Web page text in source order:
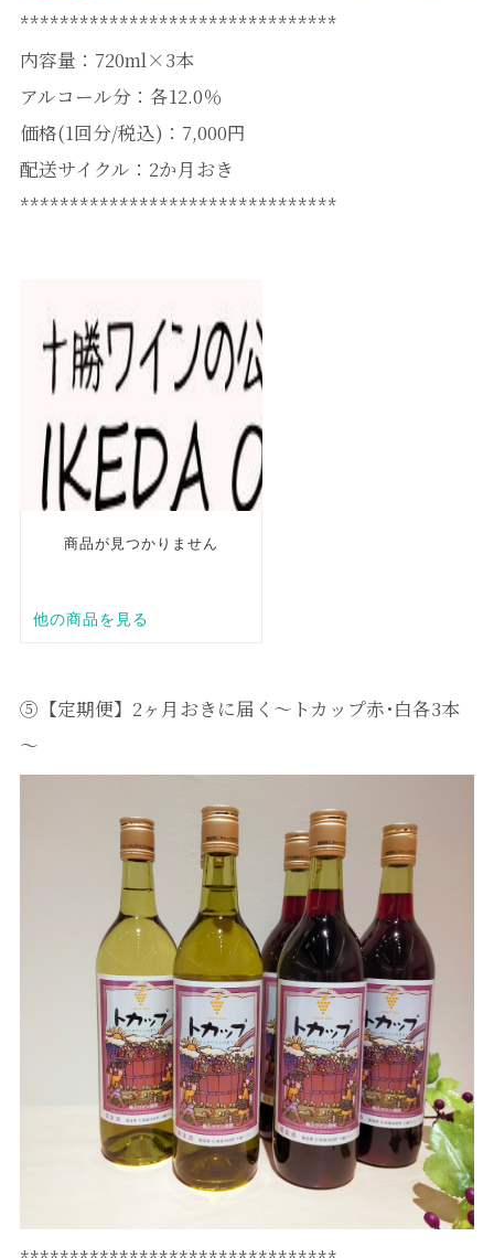
********************************
内容量：720ml×3本
アルコール分：各12.0％
価格(1回分/税込)：7,000円
配送サイクル：2か月おき
********************************
⑤【定期便】2ヶ月おきに届く～トカップ赤･白各3本
～